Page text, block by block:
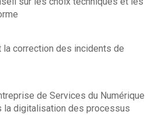
la correction des incidents de
de Services du Numérique
la digitalisation des processus